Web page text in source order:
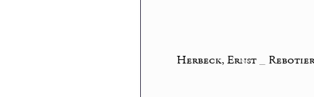
Herbeck, Ernst